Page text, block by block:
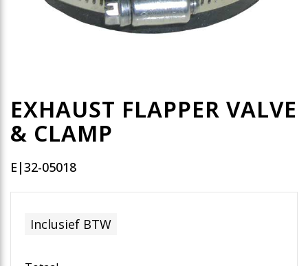
EXHAUST FLAPPER VALVE
& CLAMP
E|32-05018
Inclusief BTW